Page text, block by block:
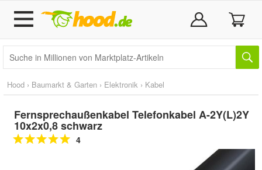
Hood › Baumarkt & Garten › Elektronik › Kabel
Fernsprechaußenkabel Telefonkabel A-2Y(L)2Y
10x2x0,8 schwarz
4